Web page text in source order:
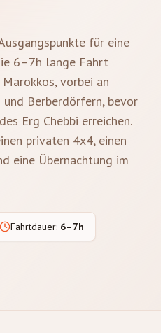
für eine
6–7h lange Fahrt
vorbei an
Berberdörfern, bevor
Erg Chebbi erreichen.
privaten 4x4, einen
eine Übernachtung im
Fahrtdauer: 6–7h